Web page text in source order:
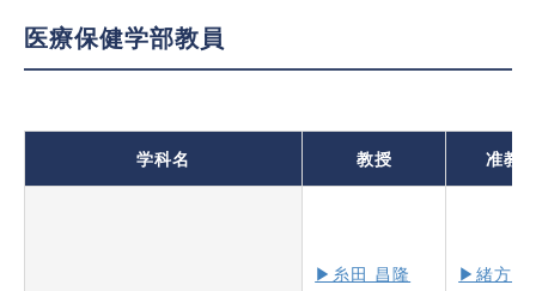
医療保健学部教員
学科名 教授 准教
▶糸田 昌隆 ▶緒方